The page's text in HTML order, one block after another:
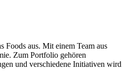
Foods aus. Mit einem Team aus
Zum Portfolio gehören
und verschiedene Initiativen wird